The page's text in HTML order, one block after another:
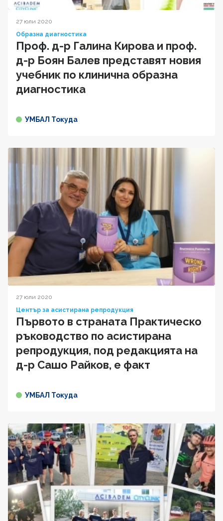
27 юли 2020
Образна диагностика
Проф. д-р Галина Кирова и проф.
д-р Боян Балев представят новия
учебник по клинична образна
диагностика
УМБАЛ Токуда
27 юли 2020
Център за асистирана репродукция
Първото в страната Практическо
ръководство по асистирана
репродукция, под редакцията на
д-р Сашо Райков, е факт
УМБАЛ Токуда